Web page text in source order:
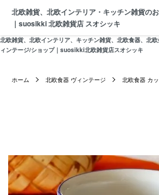
北欧雑貨、北欧インテリア、キッチン雑貨、北欧食器、北
ィンテージ/ショップ｜suosikki北欧雑貨店スオシッキ
北欧雑貨、北欧インテリア・キッチン雑貨の
｜suosikki 北欧雑貨店 スオシッキ
ホーム 北欧食器 ヴィンテージ 北欧食器 カ